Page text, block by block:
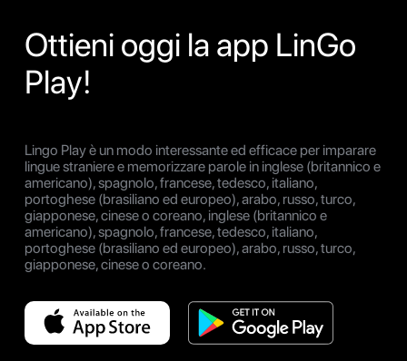
Ottieni oggi la app LinGo
Play!
Lingo Play è un modo interessante ed efficace per imparare
lingue straniere e memorizzare parole in inglese (britannico e
americano), spagnolo, francese, tedesco, italiano,
portoghese (brasiliano ed europeo), arabo, russo, turco,
giapponese, cinese o coreano, inglese (britannico e
americano), spagnolo, francese, tedesco, italiano,
portoghese (brasiliano ed europeo), arabo, russo, turco,
giapponese, cinese o coreano.